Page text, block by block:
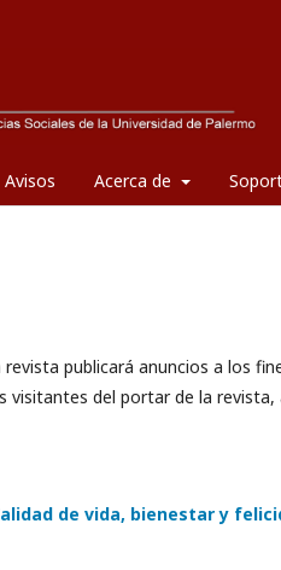
Avisos Acerca de
publicará anuncios a los
visitantes del portar de la
de vida, bienestar y